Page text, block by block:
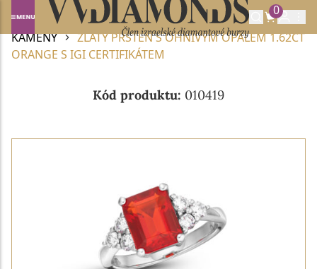
0
Domů DIAMANTOVÉ ŠPERKY
ŠPERKY S DRAHÝMI
KAMENY
ZLATÝ PRSTEN S OHNIVÝM OPÁLEM 1.62CT
ORANGE S IGI CERTIFIKÁTEM
Kód produktu: 010419